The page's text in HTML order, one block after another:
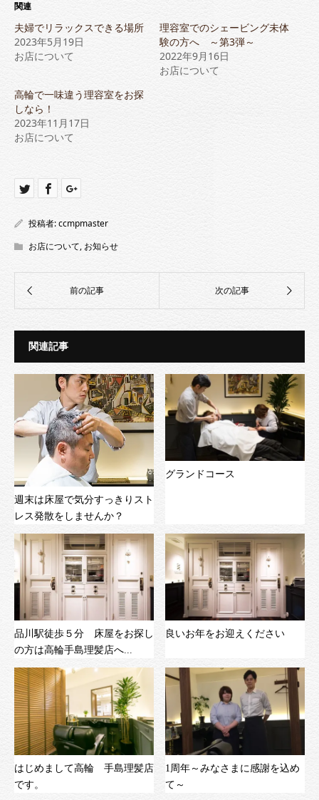
有
(新
し
い
ウ
ド
ウ
で
開
き
ま
す)
ク
リ
ッ
ク
し
さ
い
い
き
ま
関連
夫婦でリラックスできる場所
2023年5月19日
お店について
理容室でのシェービング未体
験の方へ ～第3弾～
2022年9月16日
お店について
高輪で一味違う理容室をお探
しなら！
2023年11月17日
お店について
投稿者:ccmpmaster
お店について, お知らせ
関連記事
週末は床屋で気分すっきりスト
レス発散をしませんか？
グランドコース
品川駅徒歩５分 床屋をお探し
の方は高輪手島理髪店へ...
良いお年をお迎えください
はじめまして高輪 手島理髪店
です。
1周年～みなさまに感謝を込め
て～